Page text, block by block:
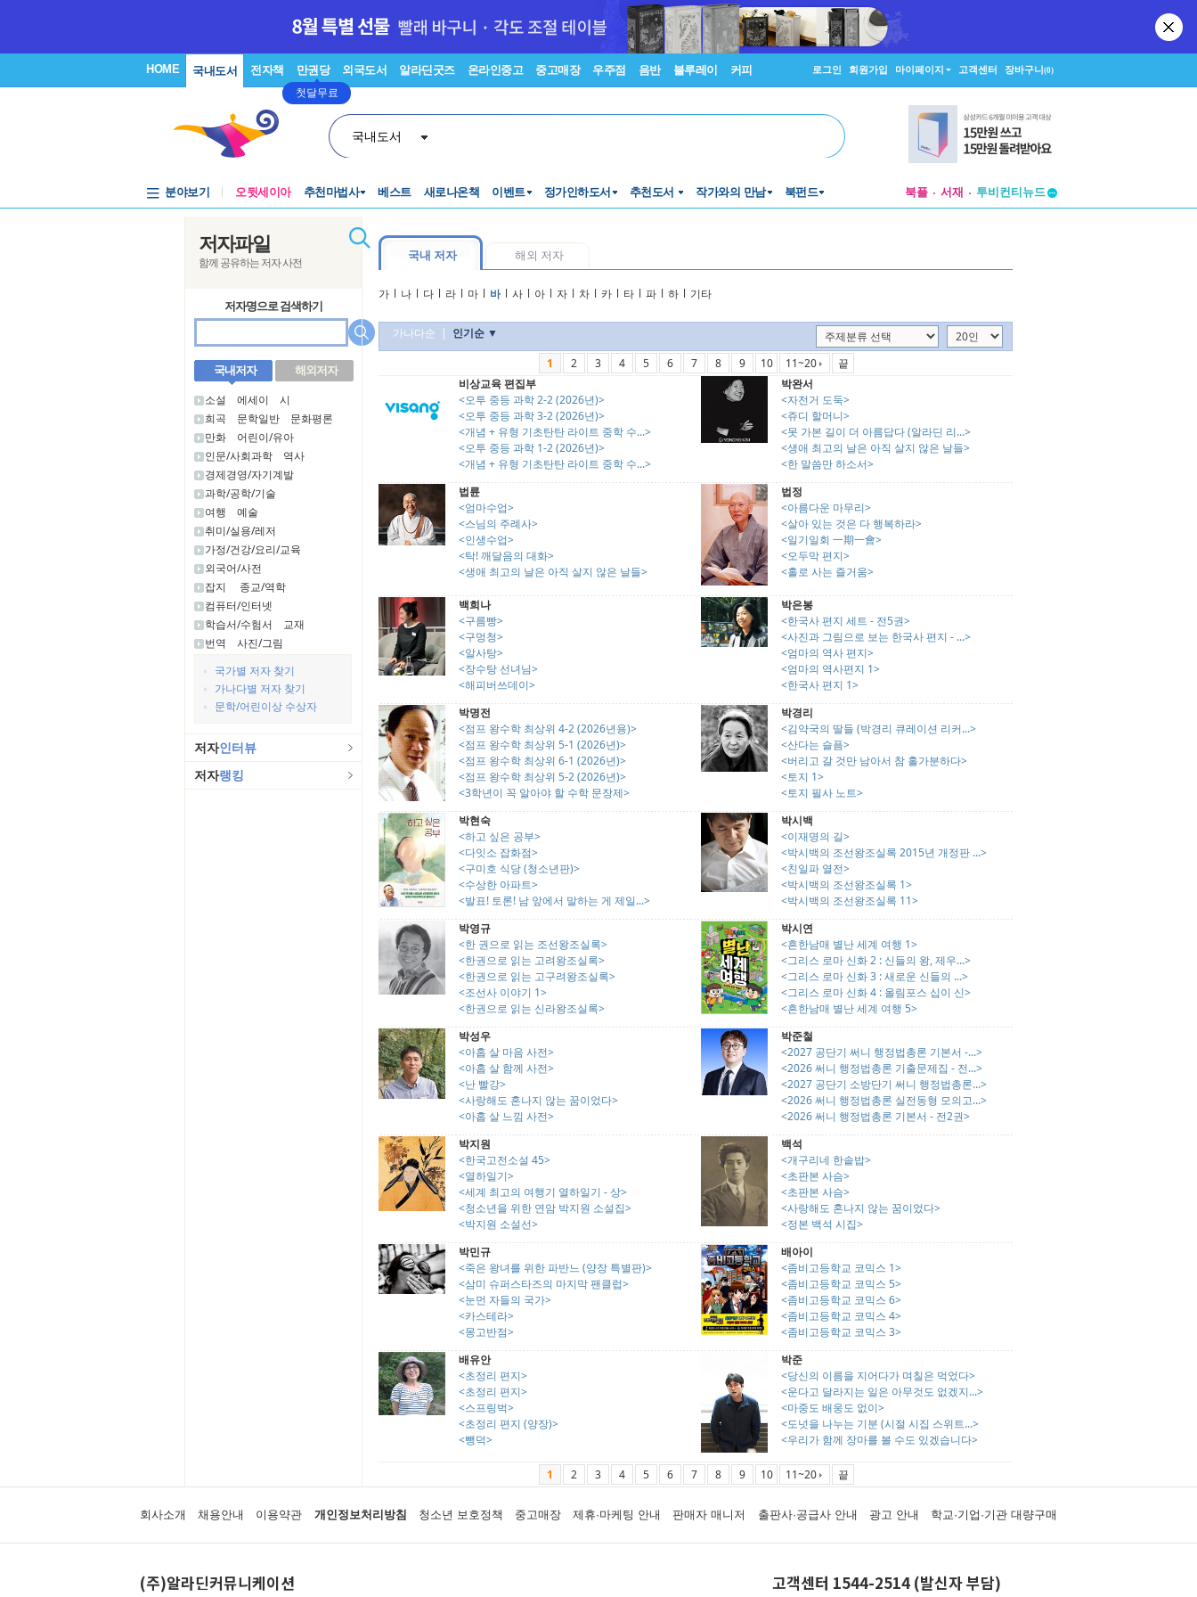
HOME 국내도서 전자책 만권당
첫달무료
외국도서 알라딘굿즈 온라인중고 중고매장 우주점 음반 블루레이 커피 로그인 회원가입 마이페이지 고객센터 장바구니(0)
국내도서
분야보기 오뒷세이아 추천마법사 베스트 새로나온책 이벤트 정가인하도서 추천도서 작가와의 만남 북펀드 북플 서재
투비컨티뉴드
저자파일
함께 공유하는 저자 사전
저자명으로 검색하기
국내저자 해외저자
소설 에세이
시
희곡
문학일반
문화평론
만화
어린이/유아
인문/사회과학
역사
경제경영/자기계발
과학/공학/기술
여행
예술
취미/실용/레저
가정/건강/요리/교육
외국어/사전
잡지
종교/역학
컴퓨터/인터넷
학습서/수험서
교재
번역
사진/그림
국가별 저자 찾기
가나다별 저자 찾기
문학/어린이상 수상자
저자인터뷰
저자랭킹
국내 저자 해외 저자
가 l 나 l 다 l 라 l 마 l 바 l 사 l 아 l 자 l 차 l 카 l 타 l 파 l 하 l 기타
가나다순 | 인기순 ▼
1
2 3 4 5 6 7 8 9 10 11~20
끝
비상교육 편집부
<오투 중등 과학 2-2 (2026년)>
<오투 중등 과학 3-2 (2026년)>
<개념 + 유형 기초탄탄 라이트 중학 수...>
<오투 중등 과학 1-2 (2026년)>
<개념 + 유형 기초탄탄 라이트 중학 수...>
박완서
<자전거 도둑>
<쥬디 할머니>
<못 가본 길이 더 아름답다 (알라딘 리...>
<생애 최고의 날은 아직 살지 않은 날들>
<한 말씀만 하소서>
법륜
<엄마수업>
<스님의 주례사>
<인생수업>
<탁! 깨달음의 대화>
<생애 최고의 날은 아직 살지 않은 날들>
법정
<아름다운 마무리>
<살아 있는 것은 다 행복하라>
<일기일회 一期一會>
<오두막 편지>
<홀로 사는 즐거움>
백희나
<구름빵>
<구멍청>
<알사탕>
<장수탕 선녀님>
<해피버쓰데이>
박은봉
<한국사 편지 세트 - 전5권>
<사진과 그림으로 보는 한국사 편지 - ...>
<엄마의 역사 편지>
<엄마의 역사편지 1>
<한국사 편지 1>
박명전
<점프 왕수학 최상위 4-2 (2026년용)>
<점프 왕수학 최상위 5-1 (2026년)>
<점프 왕수학 최상위 6-1 (2026년)>
<점프 왕수학 최상위 5-2 (2026년)>
<3학년이 꼭 알아야 할 수학 문장제>
박경리
<김약국의 딸들 (박경리 큐레이션 리커...>
<산다는 슬픔>
<버리고 갈 것만 남아서 참 홀가분하다>
<토지 1>
<토지 필사 노트>
박현숙
<하고 싶은 공부>
<다잇소 잡화점>
<구미호 식당 (청소년판)>
<수상한 아파트>
<발표! 토론! 남 앞에서 말하는 게 제일...>
박시백
<이재명의 길>
<박시백의 조선왕조실록 2015년 개정판 ...>
<친일파 열전>
<박시백의 조선왕조실록 1>
<박시백의 조선왕조실록 11>
박영규
<한 권으로 읽는 조선왕조실록>
<한권으로 읽는 고려왕조실록>
<한권으로 읽는 고구려왕조실록>
<조선사 이야기 1>
<한권으로 읽는 신라왕조실록>
박시연
<흔한남매 별난 세계 여행 1>
<그리스 로마 신화 2 : 신들의 왕, 제우...>
<그리스 로마 신화 3 : 새로운 신들의 ...>
<그리스 로마 신화 4 : 올림포스 십이 신>
<흔한남매 별난 세계 여행 5>
박성우
<아홉 살 마음 사전>
<아홉 살 함께 사전>
<난 빨강>
<사랑해도 혼나지 않는 꿈이었다>
<아홉 살 느낌 사전>
박준철
<2027 공단기 써니 행정법총론 기본서 -...>
<2026 써니 행정법총론 기출문제집 - 전...>
<2027 공단기 소방단기 써니 행정법총론...>
<2026 써니 행정법총론 실전동형 모의고...>
<2026 써니 행정법총론 기본서 - 전2권>
박지원
<한국고전소설 45>
<열하일기>
<세계 최고의 여행기 열하일기 - 상>
<청소년을 위한 연암 박지원 소설집>
<박지원 소설선>
백석
<개구리네 한솥밥>
<초판본 사슴>
<초판본 사슴>
<사랑해도 혼나지 않는 꿈이었다>
<정본 백석 시집>
박민규
<죽은 왕녀를 위한 파반느 (양장 특별판)>
<삼미 슈퍼스타즈의 마지막 팬클럽>
<눈먼 자들의 국가>
<카스테라>
<몽고반점>
배아이
<좀비고등학교 코믹스 1>
<좀비고등학교 코믹스 5>
<좀비고등학교 코믹스 6>
<좀비고등학교 코믹스 4>
<좀비고등학교 코믹스 3>
배유안
<초정리 편지>
<초정리 편지>
<스프링벅>
<초정리 편지 (양장)>
<뺑덕>
박준
<당신의 이름을 지어다가 며칠은 먹었다>
<운다고 달라지는 일은 아무것도 없겠지...>
<마중도 배웅도 없이>
<도넛을 나누는 기분 (시절 시집 스위트...>
<우리가 함께 장마를 볼 수도 있겠습니다>
1 2 3 4 5 6 7 8 9 10 11~20 끝
회사소개 채용안내 이용약관 개인정보처리방침 청소년 보호정책 중고매장 제휴·마케팅 안내 판매자 매니저 출판사·공급사 안내 광고 안내 학교·기업·기관 대량구매
(주)알라딘커뮤니케이션 고객센터 1544-2514 (발신자 부담)